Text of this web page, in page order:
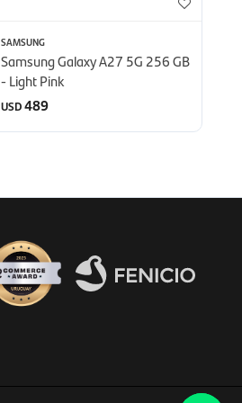
SAMSUNG
Samsung Galaxy A27 5G 256 GB
- Light Pink
USD489
Fenicio eCommerce Uruguay